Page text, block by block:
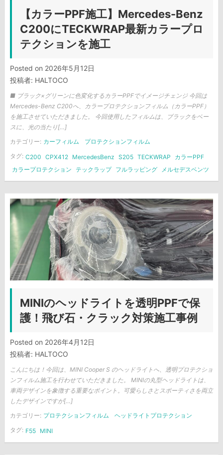
【カラーPPF施工】Mercedes-Benz
C200にTECKWRAP最新カラープロ
テクションを施工
Posted on 2026年5月12日
投稿者: HALTOCO
■ ブラック×グリーンに色変化するカラーPPFでイメージチェンジ 今回は
Mercedes-Benz C200へ、カラープロテクションフィルム（カラーPPF）
を施工させていただきました。 今回使用したフィルムは、ブラックをベー
スに、光の当たり[…]
カテゴリー: カーフィルム
プロテクションフィルム
タグ: C200 CPX412 MercedesBenz S205 TECKWRAP
カラーPPF
カラープロテクション
テックラップ フルラッピング メルセデスベンツ
MINIのヘッドライトを透明PPFで保
護！飛び石・クラック対策施工事例
Posted on 2026年4月12日
投稿者: HALTOCO
こんにちは！今回は、MINI Cooper S のヘッドライトへ、透明プロテクショ
ンフィルム施工を行わせていただきました。 MINIの丸型ヘッドライトは、
車両デザインを象徴する重要なポイント。可愛らしさとスポーティさを両立
したデザインですが[…]
カテゴリー: プロテクションフィルム
ヘッドライトプロテクション
タグ: F55 MINI